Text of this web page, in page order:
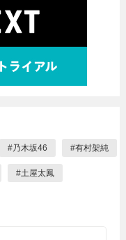
#乃木坂46 #有村架純
#土屋太鳳